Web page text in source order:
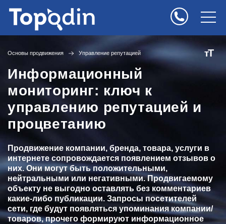
тТ
Основы продвижения Управление репутацией
Информационный
мониторинг: ключ к
управлению репутацией и
процветанию
Продвижение компании, бренда, товара, услуги в
интернете сопровождается появлением отзывов о
них. Они могут быть положительными,
нейтральными или негативными. Продвигаемому
объекту не выгодно оставлять без комментариев
какие-либо публикации. Запросы посетителей
сети, где будут появляться упоминания компании/
товаров, прочего формируют информационное